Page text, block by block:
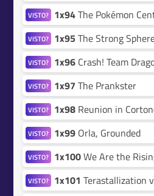
VISTO? 1x94The Pokémon
VISTO? 1x95 The Strong
VISTO? 1x96 Crash! Team
VISTO? 1x97 The Prankster
VISTO? 1x98 Reunion in
VISTO? 1x99 Orla, Grounded
VISTO? 1x100We Are the
VISTO? 1x101 Terastallization